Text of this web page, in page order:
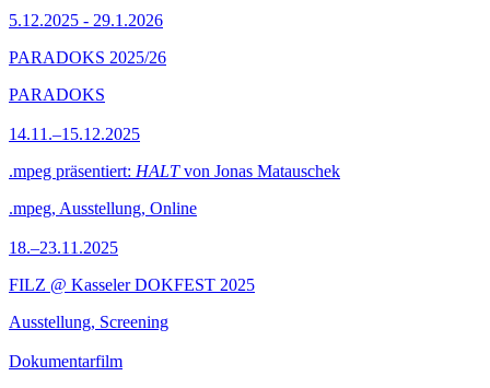
5.12.2025 - 29.1.2026
PARADOKS 2025/26
PARADOKS
14.11.–15.12.2025
.mpeg präsentiert: HALTvon Jonas Matauschek
.mpeg, Ausstellung, Online
18.–23.11.2025
FILZ @ Kasseler DOKFEST 2025
Ausstellung, Screening
Dokumentarfilm